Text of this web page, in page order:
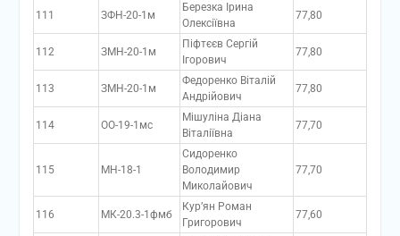
111 ЗФН-20-1м
Березка Ірина
Олексіївна
77,80
112 ЗМН-20-1м
Піфтєєв Сергій
Ігорович
77,80
113 ЗМН-20-1м
Федоренко Віталій
Андрійович
77,80
114 ОО-19-1мс
Мішуліна Діана
Віталіївна
77,70
115 МН-18-1
Сидоренко
Володимир
Миколайович
77,70
116 МК-20.3-1фмб
Кур’ян Роман
Григорович
77,60